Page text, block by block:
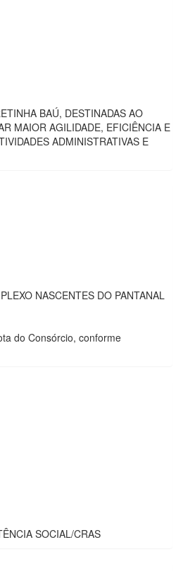
BAÚ, DESTINADAS AO
MAIOR AGILIDADE, EFICIÊNCIA E
ADMINISTRATIVAS E
NASCENTES DO PANTANAL
do Consórcio, conforme
SOCIAL/CRAS